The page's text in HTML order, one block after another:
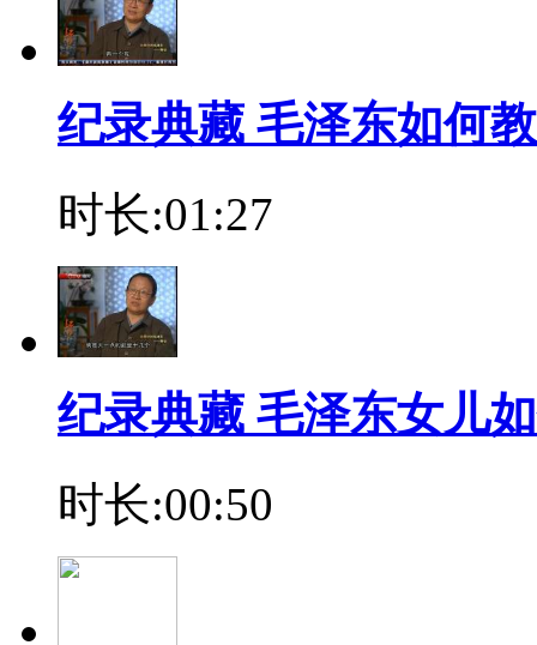
纪录典藏 毛泽东如何
时长:01:27
纪录典藏 毛泽东女儿
时长:00:50